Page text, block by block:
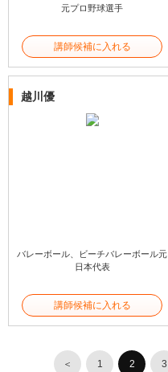
元プロ野球選手
講師候補に入れる
越川優
バレーボール、ビーチバレーボール元
日本代表
講師候補に入れる
＜ 1 2 3